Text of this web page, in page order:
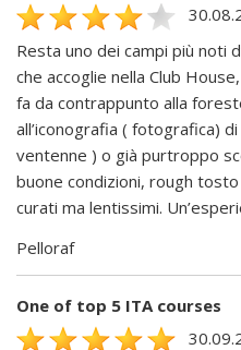
Resta uno dei campi più noti
che accoglie nella Club
fa da contrappunto alla
all’iconografia ( fotografica)
ventenne ) o già purtroppo
buone condizioni, rough
curati ma lentissimi.
Pelloraf
One of top 5 ITA courses